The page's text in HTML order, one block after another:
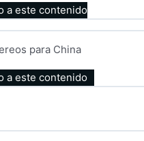
a este contenido
para China
a este contenido